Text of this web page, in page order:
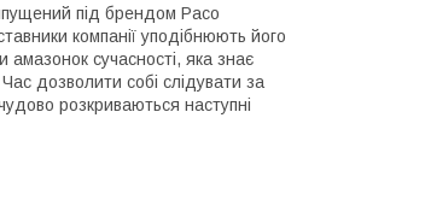
під брендом Paco
компанії уподібнюють його
амазонок сучасності, яка знає
дозволити собі слідувати за
розкриваються наступні